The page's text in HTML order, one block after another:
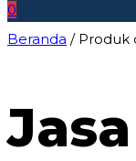
0
Beranda / Produk